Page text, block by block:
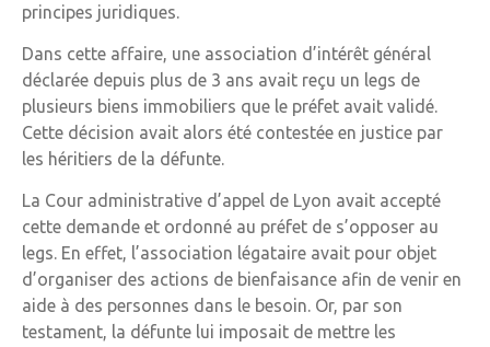
principes juridiques.
Dans cette affaire, une association d’intérêt général
déclarée depuis plus de 3 ans avait reçu un legs de
plusieurs biens immobiliers que le préfet avait validé.
Cette décision avait alors été contestée en justice par
les héritiers de la défunte.
La Cour administrative d’appel de Lyon avait accepté
cette demande et ordonné au préfet de s’opposer au
legs. En effet, l’association légataire avait pour objet
d’organiser des actions de bienfaisance afin de venir en
aide à des personnes dans le besoin. Or, par son
testament, la défunte lui imposait de mettre les